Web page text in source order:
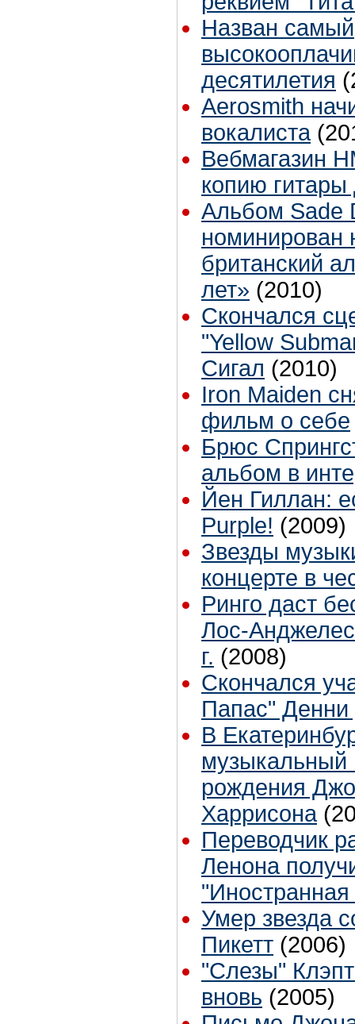
Назван самый
десятилетия
Aerosmith
вокалиста
Вебмагазин
копию
Альбом Sade
британский
лет» (2010)
Скончался
"Yellow
Сигал (2010)
Iron Maiden
фильм о себе
Брюс
альбом в
Йен Гиллан:
Purple! (2009)
Звезды
концерте в
Ринго даст
Лос-
г. (2008)
Скончался
Папас" Денни
В
музыкальный
рождения
Харрисона
Переводчик
Ленона
Умер звезда
Пикетт (2006)
"Слезы"
вновь (2005)